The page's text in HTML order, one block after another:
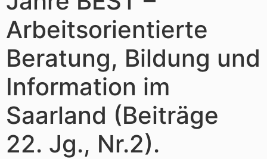
Arbeitsorientierte
Beratung, Bildung und
Information im
Saarland (Beiträge
22. Jg., Nr.2).